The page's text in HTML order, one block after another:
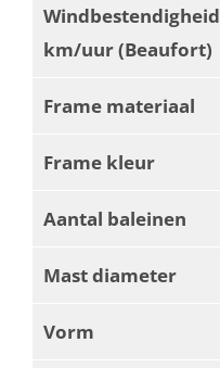
Windbestendigheid
km/uur (Beaufort)
Frame materiaal
Frame kleur
Aantal baleinen
Mast diameter
Vorm